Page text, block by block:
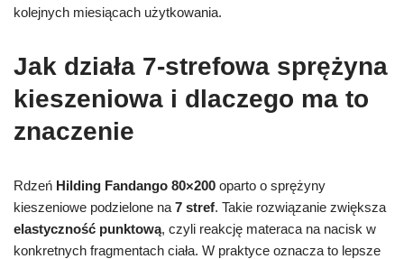
kolejnych miesiącach użytkowania.
Jak działa 7-strefowa sprężyna
kieszeniowa i dlaczego ma to
znaczenie
Rdzeń Hilding Fandango 80×200 oparto o sprężyny
kieszeniowe podzielone na 7 stref. Takie rozwiązanie zwiększa
elastyczność punktową, czyli reakcję materaca na nacisk w
konkretnych fragmentach ciała. W praktyce oznacza to lepsze